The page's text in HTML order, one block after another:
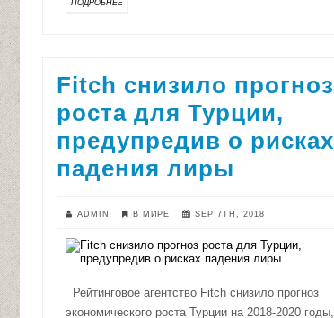
ПОДРОБНЕЕ
Fitch снизило прогноз
роста для Турции,
предупредив о рисках
падения лиры
ADMIN В МИРЕ SEP 7TH, 2018
Рейтинговое агентство Fitch снизило прогноз
экономического роста Турции на 2018-2020 годы,